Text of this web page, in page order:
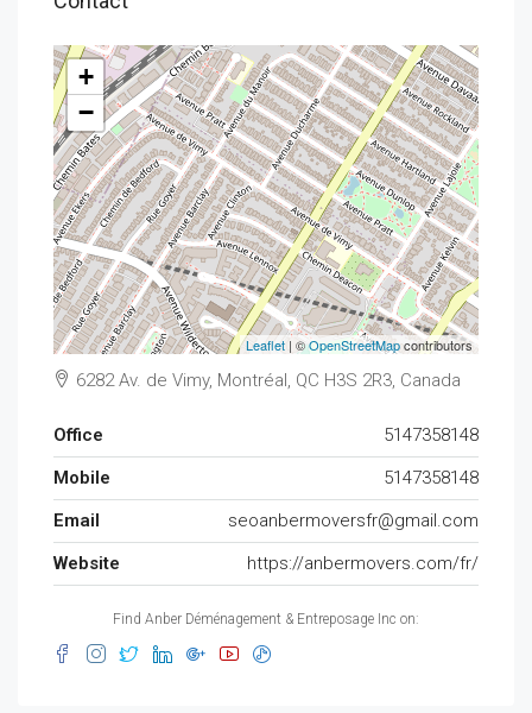
+
−
Leaflet | ©OpenStreetMapcontributors
6282 Av. de Vimy, Montréal, QC H3S 2R3, Canada
Office
5147358148
Mobile
5147358148
Email
seoanbermoversfr@gmail.com
Website
https://anbermovers.com/fr/
Find Anber Déménagement & Entreposage Inc on: